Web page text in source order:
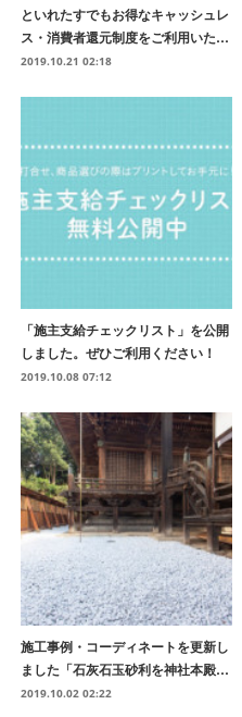
といれたすでもお得なキャッシュレ
ス・消費者還元制度をご利用いた…
2019.10.21 02:18
「施主支給チェックリスト」を公開
しました。ぜひご利用ください！
2019.10.08 07:12
施工事例・コーディネートを更新し
ました「石灰石玉砂利を神社本殿…
2019.10.02 02:22